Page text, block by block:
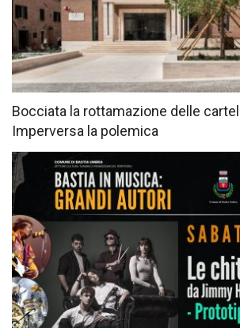
Bocciata la rottamazione delle
Imperversa la polemica